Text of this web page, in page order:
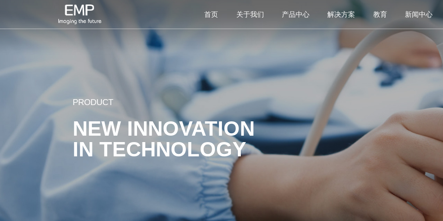
首页 关于我们 产品中心 解决方案 教育 新闻中心
PRODUCT
NEW INNOVATION
IN TECHNOLOGY